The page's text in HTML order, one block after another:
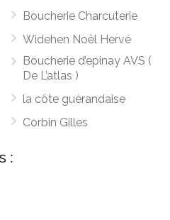
Boucherie Charcuterie
Widehen Noël Hervé
Boucherie d’epinay AVS (
De L’atlas )
la côte guérandaise
Corbin Gilles
: